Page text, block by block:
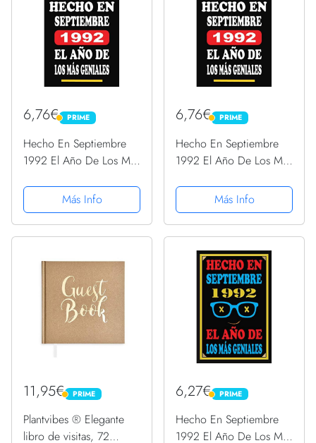
6,76€ PRIME
PRIME
Hecho En Septiembre
1992 El Año De Los Más
28 años, cuaderno, 120
páginas de
felicitaciones, idea de
aniversario...
Más Info
6,76€ PRIME
PRIME
Hecho En Septiembre
1992 El Año De Los Más
28 años, cuaderno, 120
páginas de
felicitaciones, idea de
aniversario...
Más Info
11,95€ PRIME
PRIME
Plantvibes ® Elegante
libro de visitas, 72
6,27€ PRIME
PRIME
Hecho En Septiembre
1992 El Año De Los Más